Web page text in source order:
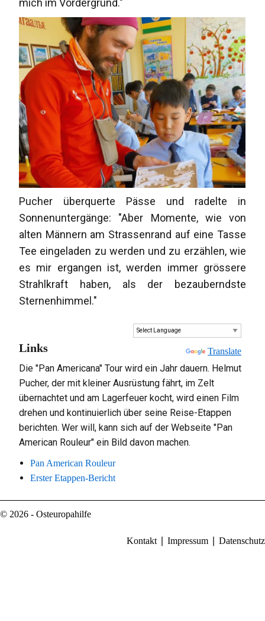
mich im Vordergrund."
Pucher überquerte Pässe und radelte in
Sonnenuntergänge: "Aber Momente, wie von
alten Männern am Strassenrand auf eine Tasse
Tee eingeladen zu werden und zu erzählen, wie
es mir ergangen ist, werden immer grössere
Strahlkraft haben, als der bezauberndste
Sternenhimmel."
Translate
Links
Die "Pan Americana" Tour wird ein Jahr dauern. Helmut
Pucher, der mit kleiner Ausrüstung fährt, im Zelt
übernachtet und am Lagerfeuer kocht, wird einen Film
drehen und kontinuierlich über seine Reise-Etappen
berichten. Wer will, kann sich auf der Webseite "Pan
American Rouleur" ein Bild davon machen.
Pan American Rouleur
Erster Etappen-Bericht
© 2026 - Osteuropahilfe
Kontakt Impressum Datenschutz